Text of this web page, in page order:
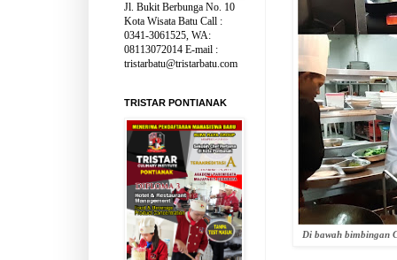
Di bawah bimbingan
Jl. Bukit Berbunga No. 10
Kota Wisata Batu Call :
0341-3061525, WA:
08113072014 E-mail :
tristarbatu@tristarbatu.com
TRISTAR PONTIANAK